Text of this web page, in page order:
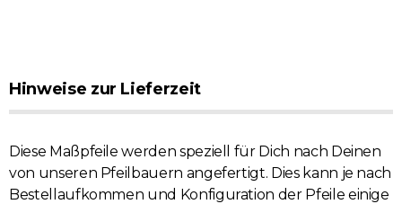
Hinweise zur Lieferzeit
Diese Maßpfeile werden speziell für Dich nach Deinen
von unseren Pfeilbauern angefertigt. Dies kann je nach
Bestellaufkommen und Konfiguration der Pfeile einige